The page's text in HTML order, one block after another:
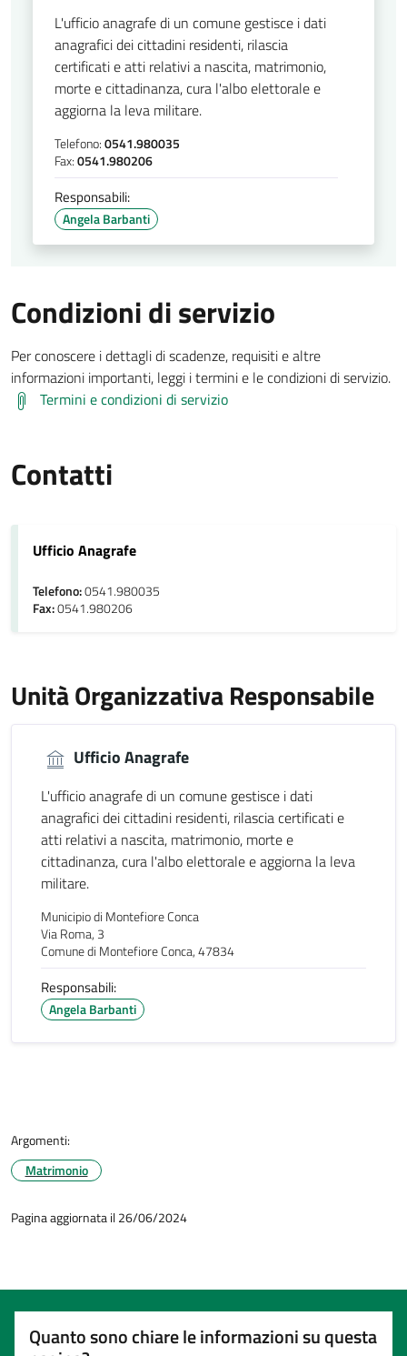
L'ufficio anagrafe di un comune gestisce i dati
anagrafici dei cittadini residenti, rilascia
certificati e atti relativi a nascita, matrimonio,
morte e cittadinanza, cura l'albo elettorale e
aggiorna la leva militare.
Telefono:0541.980035
Fax:0541.980206
Responsabili:
Angela Barbanti
Condizioni di servizio
Per conoscere i dettagli di scadenze, requisiti e altre
informazioni importanti, leggi i termini e le condizioni di servizio.
Termini e condizioni di servizio
Contatti
Ufficio Anagrafe
Telefono:0541.980035
Fax:0541.980206
Unità Organizzativa Responsabile
Ufficio Anagrafe
L'ufficio anagrafe di un comune gestisce i dati
anagrafici dei cittadini residenti, rilascia certificati e
atti relativi a nascita, matrimonio, morte e
cittadinanza, cura l'albo elettorale e aggiorna la leva
militare.
Municipio di Montefiore Conca
Via Roma, 3
Comune di Montefiore Conca, 47834
Responsabili:
Angela Barbanti
Argomenti:
Matrimonio
Pagina aggiornata il 26/06/2024
Quanto sono chiare le informazioni su questa